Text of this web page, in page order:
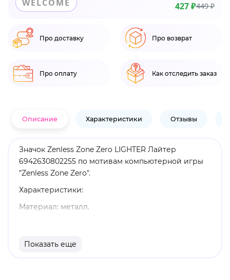
WELCOME 427 ₽449 ₽
Про доставку Про возврат
Про оплату Как отследить заказ
Описание Характеристики Отзывы
Значок Zenless Zone Zero LIGHTER Лайтер
6942630802255 по мотивам компьютерной игры
"Zenless Zone Zero".
Характеристики:
Материал: металл.
Оригинальный и официально лицензированный
Показать еще